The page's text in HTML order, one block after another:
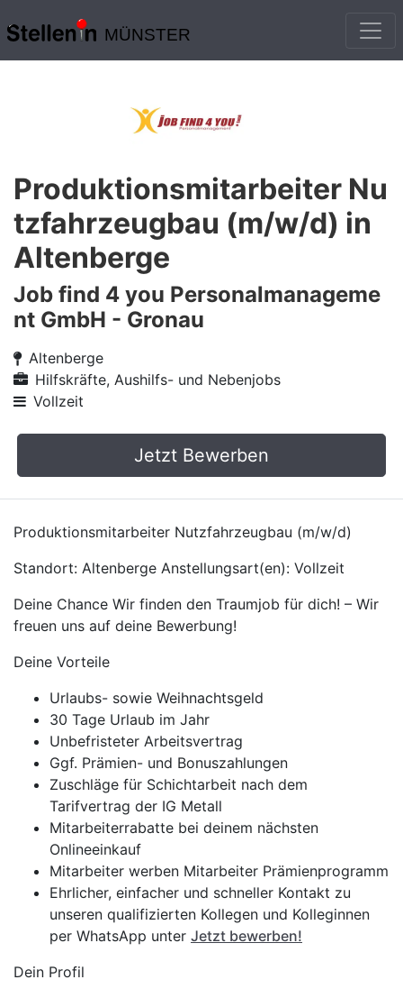
MÜNSTER
Produktionsmitarbeiter Nu
tzfahrzeugbau (m/w/d) in
Altenberge
Job find 4 you Personalmanageme
nt GmbH - Gronau
Altenberge
Hilfskräfte, Aushilfs- und Nebenjobs
Vollzeit
Jetzt Bewerben
Produktionsmitarbeiter Nutzfahrzeugbau (m/w/d)
Standort: Altenberge Anstellungsart(en): Vollzeit
Deine Chance Wir finden den Traumjob für dich! – Wir
freuen uns auf deine Bewerbung!
Deine Vorteile
Urlaubs- sowie Weihnachtsgeld
30 Tage Urlaub im Jahr
Unbefristeter Arbeitsvertrag
Ggf. Prämien- und Bonuszahlungen
Zuschläge für Schichtarbeit nach dem
Tarifvertrag der IG Metall
Mitarbeiterrabatte bei deinem nächsten
Onlineeinkauf
Mitarbeiter werben Mitarbeiter Prämienprogramm
Ehrlicher, einfacher und schneller Kontakt zu
unseren qualifizierten Kollegen und Kolleginnen
per WhatsApp unter Jetzt bewerben!
Dein Profil